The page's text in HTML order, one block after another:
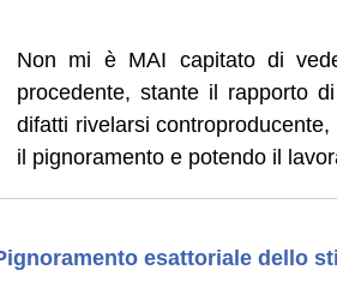
Non mi è MAI capitato di
procedente, stante il rapporto
difatti rivelarsi
il pignoramento e potendo il
esattoriale dello